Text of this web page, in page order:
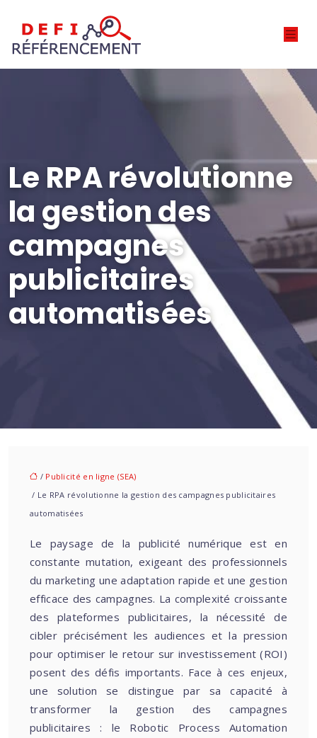
Le RPA révolutionne
la gestion des
campagnes
publicitaires
automatisées
/ Publicité en ligne (SEA)
/ Le RPA révolutionne la gestion des campagnes publicitaires
automatisées
Le paysage de la publicité numérique est en
constante mutation, exigeant des professionnels
du marketing une adaptation rapide et une gestion
efficace des campagnes. La complexité croissante
des plateformes publicitaires, la nécessité de
cibler précisément les audiences et la pression
pour optimiser le retour sur investissement (ROI)
posent des défis importants. Face à ces enjeux,
une solution se distingue par sa capacité à
transformer la gestion des campagnes
publicitaires : le Robotic Process Automation